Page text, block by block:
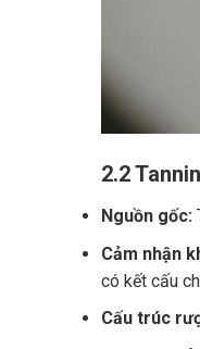
2.2 Tannin
Nguồn gốc:
Cảm nhận
có kết cấu
Cấu trúc